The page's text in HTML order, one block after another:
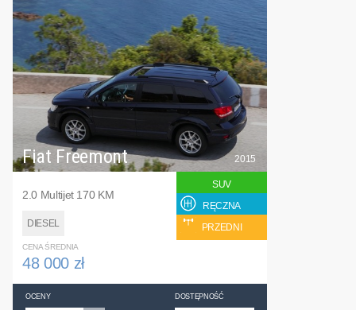
Fiat Freemont
2.0 Multijet 170 KM
DIESEL
2015
SUV
RĘCZNA
PRZEDNI
CENA ŚREDNIA
48 000 zł
OCENY DOSTĘPNOŚĆ